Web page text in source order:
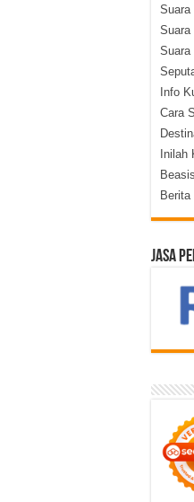
Suara
Suara
Suara
Info
Cara
Inilah
Berita
Jasa